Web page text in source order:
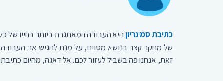
כתיבת סמינריוןהיא העבודה המאתגרת ביותר בחייו של
של מחקר קצר בנושא מסוים, על מנת להגיש את
זאת, אנחנו פה בשביל לעזור לכם. אל דאגה, מהיום כתיבת